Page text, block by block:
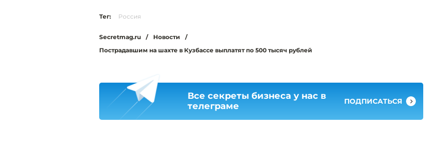
Тег: Россия
Secretmag.ru / Новости
/
Пострадавшим на шахте в Кузбассе выплатят по 500 тысяч рублей
Все секреты бизнеса у нас в
телеграме
ПОДПИСАТЬСЯ